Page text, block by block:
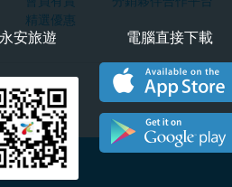
精選優惠
繳費用
安旅遊
電腦直接下載